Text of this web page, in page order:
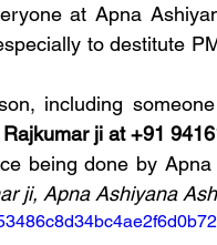
at Apna
to destitute
including
ji at +91
being done by
ji, Apna Ashiyana